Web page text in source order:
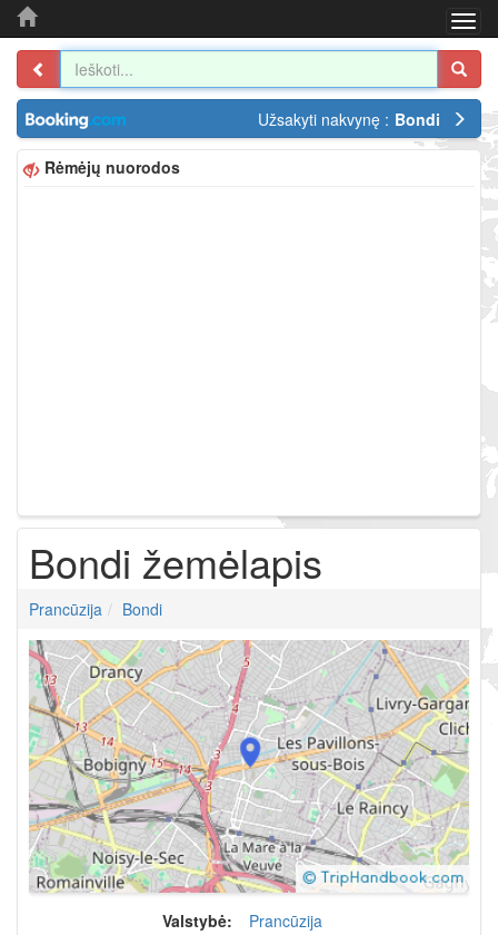
Užsakyti nakvynę : Bondi
Rėmėjų nuorodos
Bondi žemėlapis
Prancūzija Bondi
Valstybė:
Prancūzija